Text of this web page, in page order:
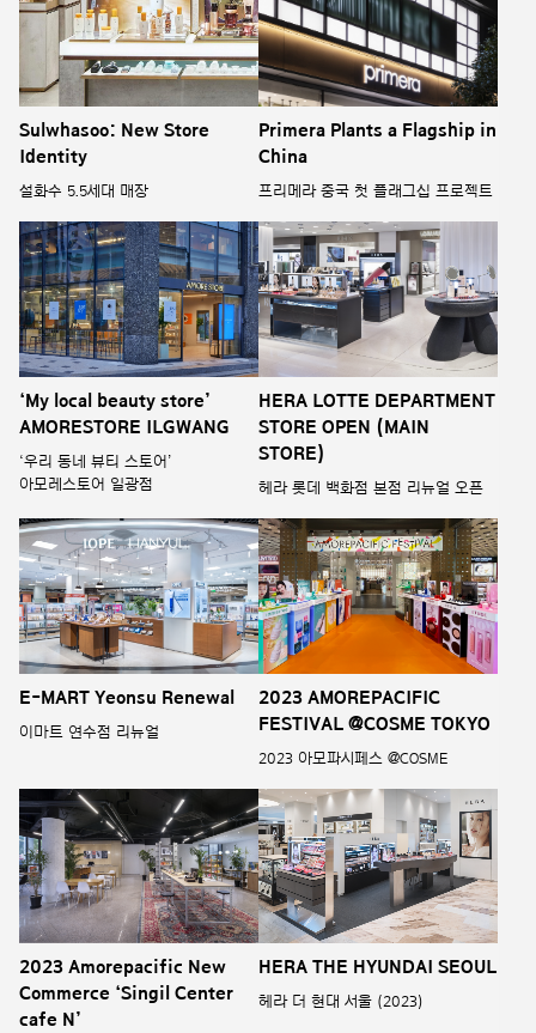
Sulwhasoo: New Store
Identity
설화수 5.5세대 매장
Primera Plants a Flagship in
China
‘My local beauty store’
AMORESTORE ILGWANG
아모레스토어 일광점
HERA LOTTE DEPARTMENT
STORE OPEN (MAIN
STORE)
헤라 롯데 백화점 본점 리뉴얼 오픈
E-MART Yeonsu Renewal
2023 AMOREPACIFIC
FESTIVAL @COSME TOKYO
2023 Amorepacific New
Commerce ‘Singil Center
cafe N’
HERA THE HYUNDAI SEOUL